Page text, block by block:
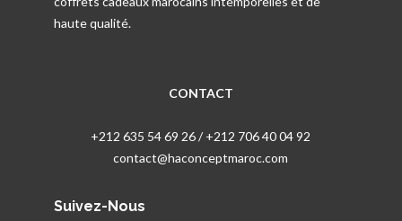
haute qualité.
CONTACT
+212 635 54 69 26 / +212 706 40 04 92
contact@haconceptmaroc.com
Suivez-Nous